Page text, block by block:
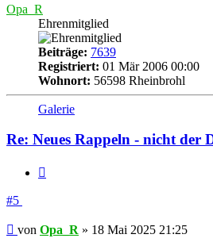
Opa_R
Ehrenmitglied
Beiträge: 7639
Registriert: 01 Mär 2006 00:00
Wohnort: 56598 Rheinbrohl
Galerie
Re: Neues Rappeln - nicht der
#5
Beitrag
von Opa_R » 18 Mai 2025 21:25